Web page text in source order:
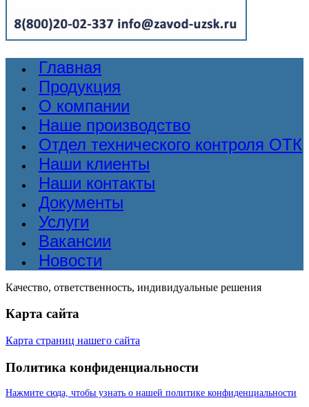
Главная
Продукция
О компании
Наше производство
Отдел технического контроля ОТК
Наши клиенты
Наши контакты
Документы
Услуги
Вакансии
Новости
Качество, ответственность, индивидуальные решения
Карта сайта
Карта страниц нашего сайта
Политика конфиденциальности
Нажмите сюда, чтобы узнать о нашей политике конфиденциальности